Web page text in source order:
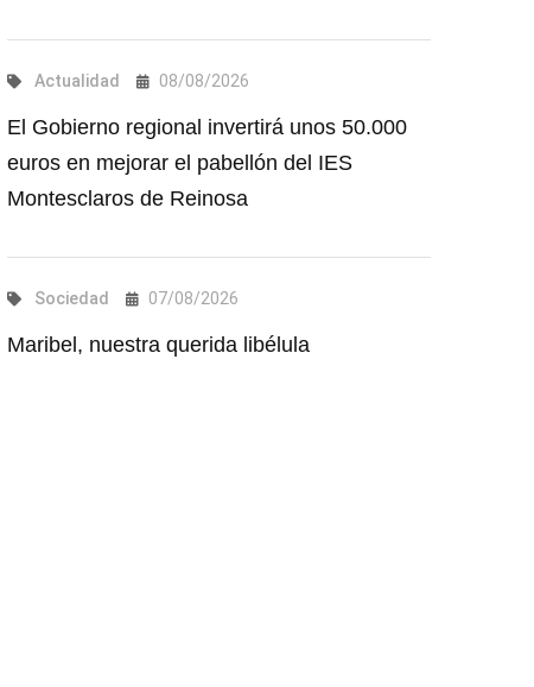
Actualidad 08/08/2026
El Gobierno regional invertirá unos 50.000
euros en mejorar el pabellón del IES
Montesclaros de Reinosa
Sociedad 07/08/2026
Maribel, nuestra querida libélula